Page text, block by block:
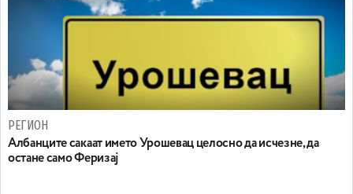
РЕГИОН
Aлбанците сакаат името Урошевац целосно да исчезне, да
остане само Феризај